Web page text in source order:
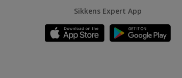
Sikkens Expert App